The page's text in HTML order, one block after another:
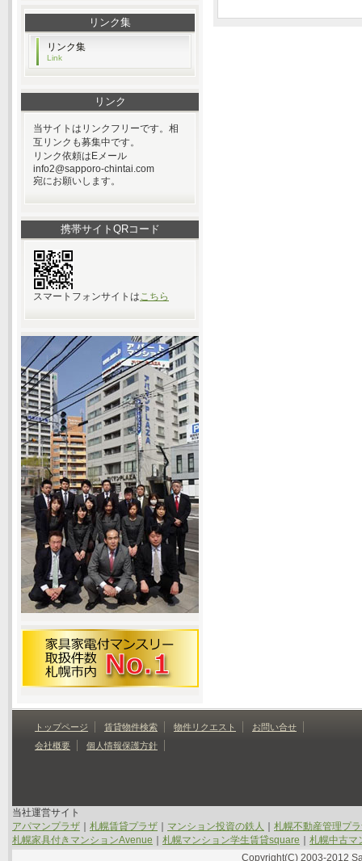
リンク集
リンク集
Link
リンク
当サイトはリンクフリーです。相
互リンクも募集中です。
リンク依頼はEメール
info2@sapporo-chintai.com
宛にお願いします。
携帯サイトQRコード
スマートフォンサイトはこちら
トップページ 賃貸物件検索 物件リクエスト
お問い合せ
会社概要
個人情報保護方針
当社運営サイト
アパマンプラザ
札幌賃貸プラザ マンション投資の鉄人
札幌不動産管理プ
札幌家具付きマンションAvenue
札幌マンション学生賃貸square
札幌中古マ
Copyright(C) 2003-2012